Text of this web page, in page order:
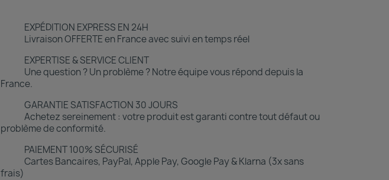
EXPÉDITION EXPRESS EN 24H
Livraison OFFERTE en France avec suivi en temps réel
EXPERTISE & SERVICE CLIENT
Une question ? Un problème ? Notre équipe vous répond depuis la
France.
GARANTIE SATISFACTION 30 JOURS
Achetez sereinement : votre produit est garanti contre tout défaut ou
problème de conformité.
PAIEMENT 100% SÉCURISÉ
Cartes Bancaires, PayPal, Apple Pay, Google Pay & Klarna (3x sans
frais)